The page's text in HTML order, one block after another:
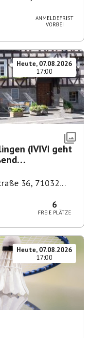
ANMELDEFRIST
VORBEI
Heute, 07.08.2026
17:00
(IVIVI geht
36, 71032
6
FREIE PLÄTZE
Heute, 07.08.2026
17:00